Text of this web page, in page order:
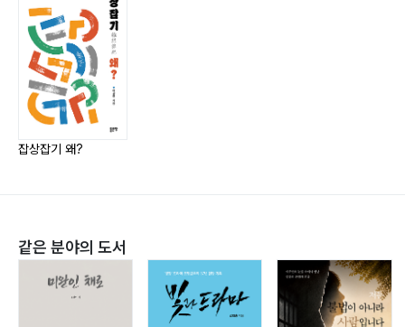
010 복도 많지40
복은 타고난다지만
011 사람은 낙화유수 인생은 포구42
흐름과 쉼의 조화로운 삶
012 사실은 말이죠44
가면 뒤에 숨겨진 진짜 나
과일까?48
감정의 이끌림 vs 이성의 길
015 성어중형어외(誠於中形於外)50
잡상잡기 왜?
같은 분야의 도서